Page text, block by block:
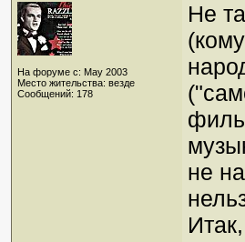
На форуме с: May 2003
Место жительства: везде
Сообщений: 178
Не
не